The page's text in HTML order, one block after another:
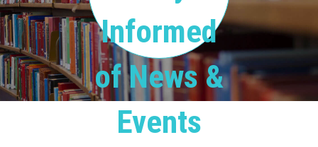
Informed
of News &
Events